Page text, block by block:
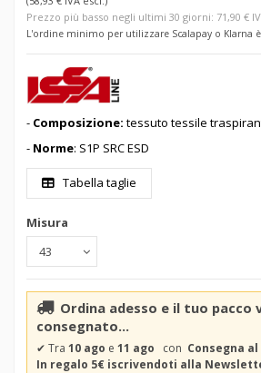
Prezzo più basso negli ultimi 30 giorni: 71,90 €
L'ordine minimo per utilizzare Scalapay o Klarna
- Composizione: tessuto tessile
- Norme: S1P SRC ESD
Tabella taglie
Misura
Ordina adesso e il tuo pacco
consegnato...
✔ Tra 10 ago e 11 ago con Consegna
In regalo 5€ iscrivendoti alla